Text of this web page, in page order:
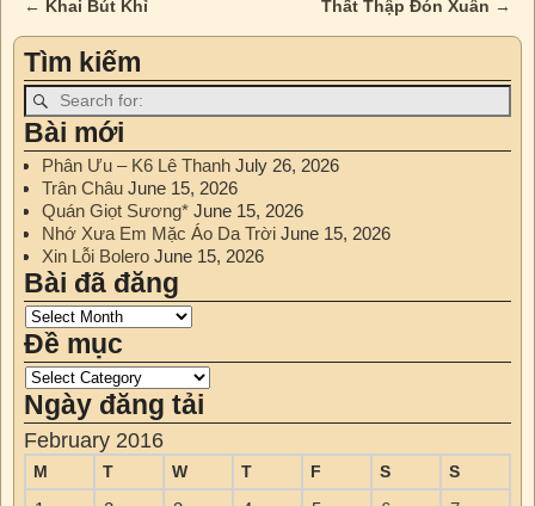
Post navigation
← Khai Bút Khỉ Thất Thập Đón Xuân →
Tìm kiếm
Bài mới
Phân Ưu – K6 Lê Thanh July 26, 2026
Trân Châu June 15, 2026
Quán Giọt Sương* June 15, 2026
Nhớ Xưa Em Mặc Áo Da Trời June 15, 2026
Xin Lỗi Bolero June 15, 2026
Bài đã đăng
Đề mục
Ngày đăng tải
February 2016
M T W T F S S